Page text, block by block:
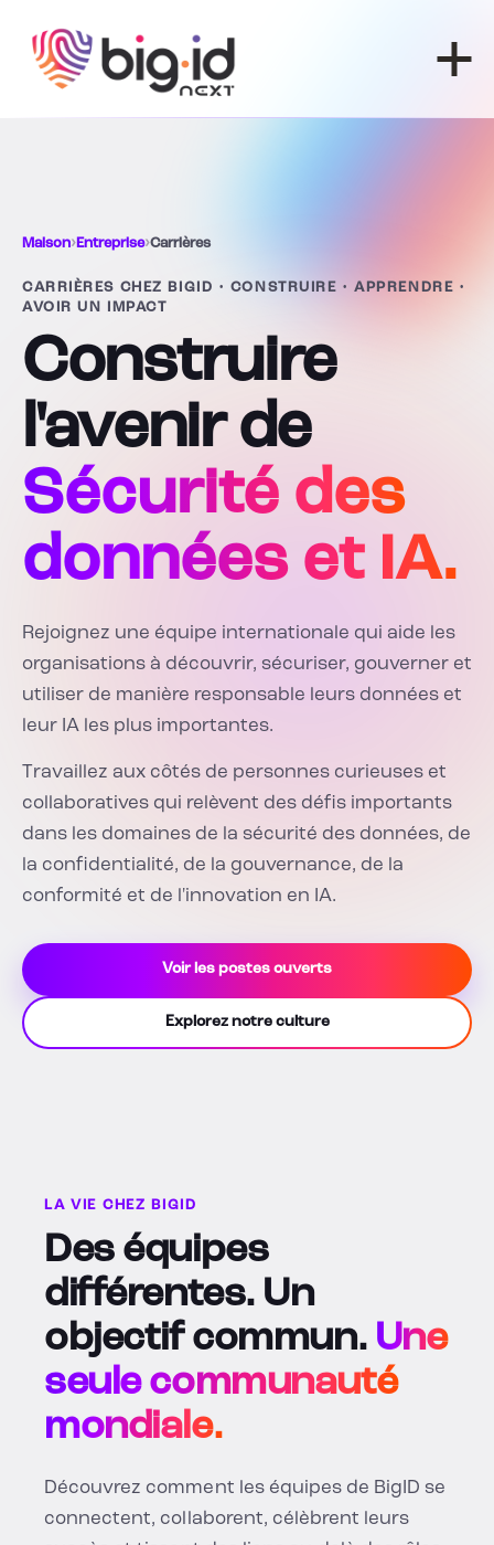
Maison› Entreprise›Carrières
CARRIÈRES CHEZ BIGID • CONSTRUIRE • APPRENDRE •
AVOIR UN IMPACT
Construire
l'avenir de
Sécurité des
données et IA.
Rejoignez une équipe internationale qui aide les
organisations à découvrir, sécuriser, gouverner et
utiliser de manière responsable leurs données et
leur IA les plus importantes.
Travaillez aux côtés de personnes curieuses et
collaboratives qui relèvent des défis importants
dans les domaines de la sécurité des données, de
la confidentialité, de la gouvernance, de la
conformité et de l'innovation en IA.
Voir les postes ouverts
Explorez notre culture
LA VIE CHEZ BIGID
Des équipes
différentes. Un
objectif commun. Une
seule communauté
mondiale.
Découvrez comment les équipes de BigID se
connectent, collaborent, célèbrent leurs